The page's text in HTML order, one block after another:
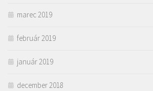
marec 2019
február 2019
január 2019
december 2018